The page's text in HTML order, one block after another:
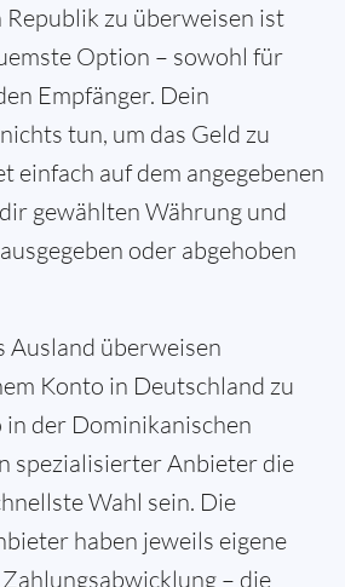
zu überweisen ist
Option – sowohl für
Empfänger. Dein
tun, um das Geld zu
einfach auf dem angegebenen
gewählten Währung und
oder abgehoben
Ausland überweisen
Konto in Deutschland zu
der Dominikanischen
spezialisierter Anbieter die
Wahl sein. Die
haben jeweils eigene
– die